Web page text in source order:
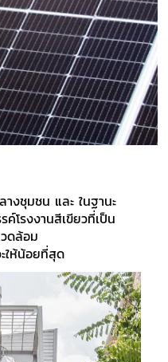
างชุมชน และ ในฐานะ
ค์โรงงานสีเขียวที่เป็น
ดล้อม
ให้น้อยที่สุด